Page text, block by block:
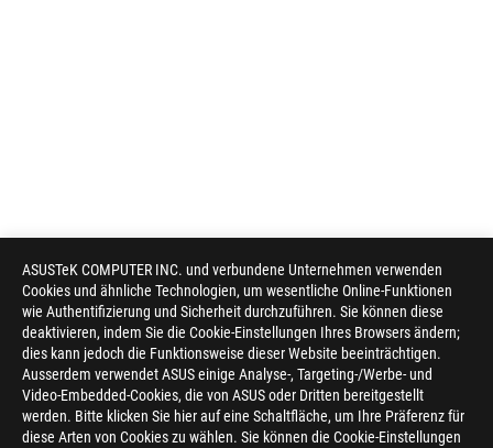
ASUSTeK COMPUTER INC. und verbundene Unternehmen verwenden
Cookies und ähnliche Technologien, um wesentliche Online-Funktionen
wie Authentifizierung und Sicherheit durchzuführen. Sie können diese
deaktivieren, indem Sie die Cookie-Einstellungen Ihres Browsers ändern;
dies kann jedoch die Funktionsweise dieser Website beeinträchtigen.
Ausserdem verwendet ASUS einige Analyse-, Targeting-/Werbe- und
Video-Embedded-Cookies, die von ASUS oder Dritten bereitgestellt
werden. Bitte klicken Sie hier auf eine Schaltfläche, um Ihre Präferenz für
diese Arten von Cookies zu wählen. Sie können die Cookie-Einstellungen